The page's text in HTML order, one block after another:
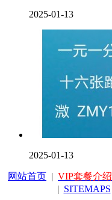
2025-01-13
2025-01-13
网站首页 | VIP套餐介绍
| SITEMAPS